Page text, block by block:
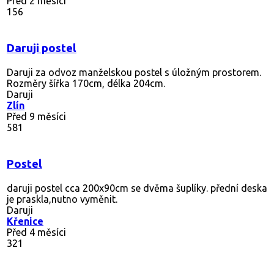
156
Daruji postel
Daruji za odvoz manželskou postel s úložným prostorem.
Rozměry šířka 170cm, délka 204cm.
Daruji
Zlín
Před 9 měsíci
581
Postel
daruji postel cca 200x90cm se dvěma šuplíky. přední deska
je praskla,nutno vyměnit.
Daruji
Křenice
Před 4 měsíci
321